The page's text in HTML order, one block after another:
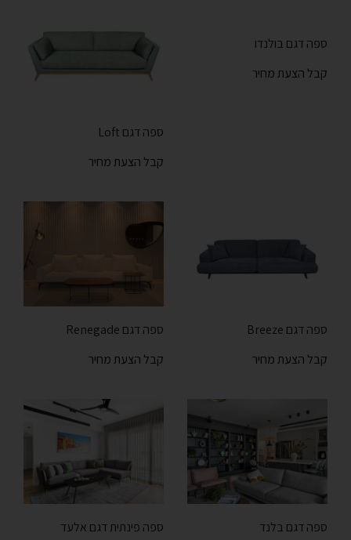
ספה דגם בולנדו
קבל הצעת מחיר
ספה דגם Loft
קבל הצעת מחיר
ספה דגם Breeze
קבל הצעת מחיר
ספה דגם Renegade
קבל הצעת מחיר
ספה דגם בלנד
ספה פינתית דגם אלעד